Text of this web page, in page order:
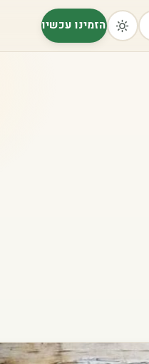
הזמינו עכשיו